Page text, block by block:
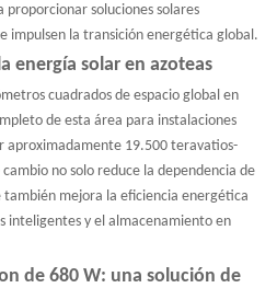
proporcionar soluciones solares
impulsen la transición energética global.
energía solar en azoteas
cuadrados de espacio global en
de esta área para instalaciones
aproximadamente 19.500 teravatios-
no solo reduce la dependencia de
también mejora la eficiencia energética
inteligentes y el almacenamiento en
de 680 W: una solución de